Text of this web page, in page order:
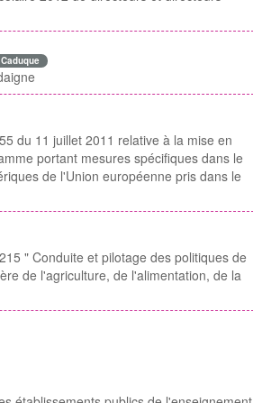
Caduque
du 11 juillet 2011 relative à la mise en
portant mesures spécifiques dans le
de l'Union européenne pris dans le
" Conduite et pilotage des politiques de
de l'agriculture, de l'alimentation, de la